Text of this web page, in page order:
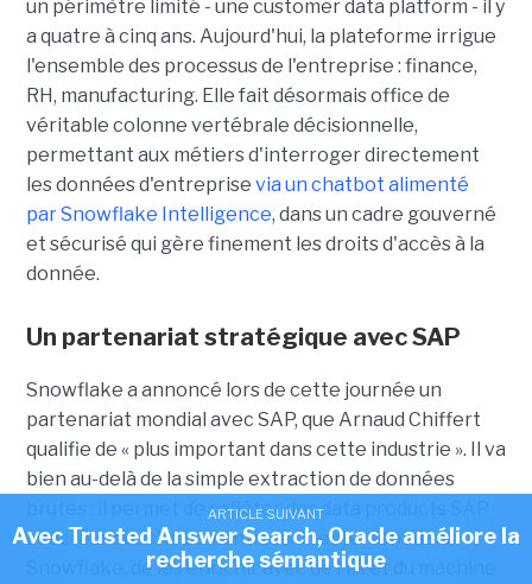
un périmètre limité - une customer data platform - il y
a quatre à cinq ans. Aujourd'hui, la plateforme irrigue
l'ensemble des processus de l'entreprise : finance,
RH, manufacturing. Elle fait désormais office de
véritable colonne vertébrale décisionnelle,
permettant aux métiers d'interroger directement
les données d'entreprise via un chatbot alimenté
par Snowflake Intelligence, dans un cadre gouverné
et sécurisé qui gère finement les droits d'accès à la
donnée.
Un partenariat stratégique avec SAP
Snowflake a annoncé lors de cette journée un
partenariat mondial avec SAP, que Arnaud Chiffert
qualifie de « plus important dans cette industrie ». Il va
bien au-delà de la simple extraction de données
brutes : il permet de refléter des data products SAP
avec leur couche sémantique directement dans
Snowflake, de les enrichir avec de l'IA et du machine
ARTICLE SUIVANT
Avec Trusted Answer Search, Oracle améliore la
recherche sémantique